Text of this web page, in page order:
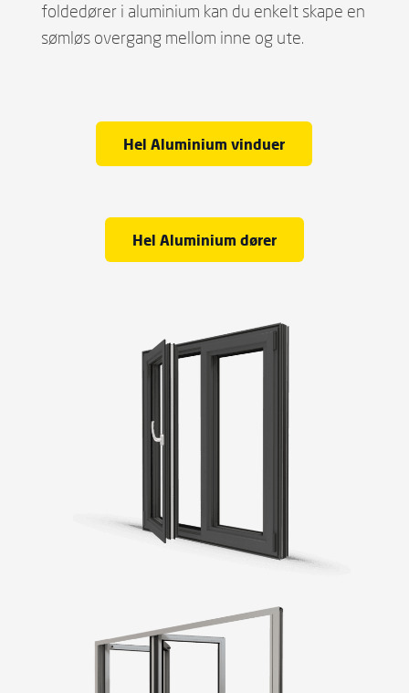
foldedører i aluminium kan du enkelt skape en
sømløs overgang mellom inne og ute.
Hel Aluminium vinduer
Hel Aluminium dører